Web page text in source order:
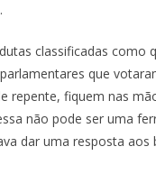
classificadas como
que
repente, fiquem nas
não pode ser uma
dar uma resposta